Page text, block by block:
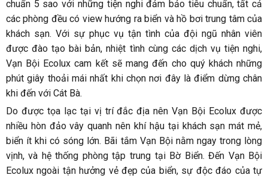
chuẩn 5 sao với những tiện nghi đảm bảo tiêu chuẩn, tất cả
các phòng đều có view hướng ra biển và hồ bơi trung tâm của
khách sạn. Với sự phục vụ tận tình của đội ngũ nhân viên
được đào tạo bài bản, nhiệt tình cùng các dịch vụ tiện nghi,
Vạn Bội Ecolux cam kết sẽ mang đến cho quý khách những
phút giây thoải mái nhất khi chọn nơi đây là điểm dừng chân
khi đến với Cát Bà.
Do được tọa lạc tại vị trí đắc địa nên Vạn Bội Ecolux được
nhiều hòn đảo vây quanh nên khí hậu tại khách sạn mát mẻ,
biển ít khi có sóng lớn. Bãi tắm Vạn Bội nằm ngay trong lòng
vịnh, và hệ thống phòng tập trung tại Bờ Biển. Đến Vạn Bội
Ecolux ngoài tận hưởng vẻ đẹp của biển, sự độc đáo của tự